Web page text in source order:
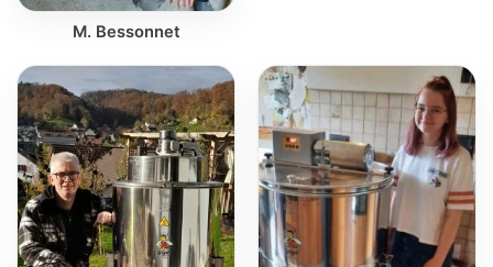
M. Bessonnet